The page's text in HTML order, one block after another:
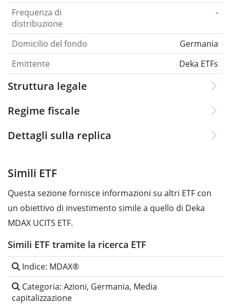
Frequenza di
distribuzione
-
Domicilio del fondo
Germania
Emittente
Deka ETFs
Struttura legale
Regime fiscale
Dettagli sulla replica
Simili ETF
Questa sezione fornisce informazioni su altri ETF con
un obiettivo di investimento simile a quello di Deka
MDAX UCITS ETF.
Simili ETF tramite la ricerca ETF
Indice: MDAX®
Categoria: Azioni, Germania, Media
capitalizzazione